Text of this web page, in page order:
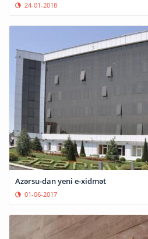
24-01-2018
Azərsu-dan yeni e-xidmət
01-06-2017